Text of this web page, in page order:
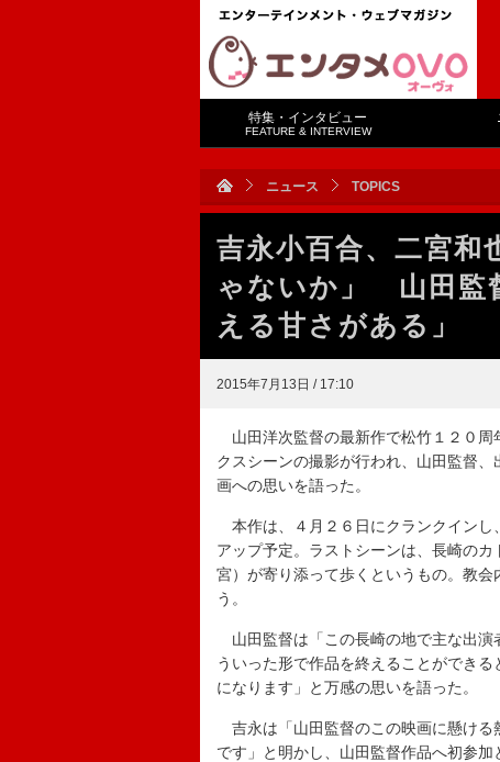
特集・インタビュー
FEATURE & INTERVIEW
ニュース TOPICS
吉永小百合、二宮和
ゃないか」 山田監
える甘さがある」
2015年7月13日 / 17:10
山田洋次監督の最新作で松竹１２０周
クスシーンの撮影が行われ、山田監督
画への思いを語った。
本作は、４月２６日にクランクインし
アップ予定。ラストシーンは、長崎の
宮）が寄り添って歩くというもの。教
う。
山田監督は「この長崎の地で主な出演
ういった形で作品を終えることができ
になります」と万感の思いを語った。
吉永は「山田監督のこの映画に懸ける
です」と明かし、山田監督作品へ初参